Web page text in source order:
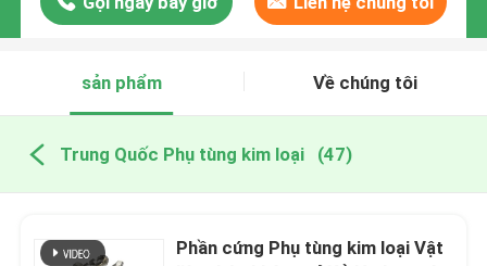
sản phẩm Về chúng tôi
Trung Quốc Phụ tùng kim loại (47)
Phần cứng Phụ tùng kim loại Vật